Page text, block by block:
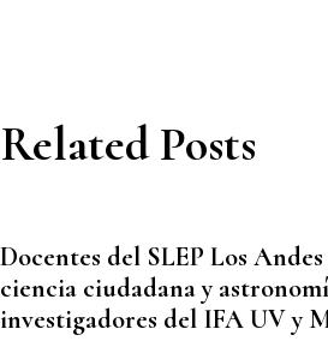
Related Posts
Docentes del SLEP Los
ciencia ciudadana y
investigadores del IFA UV y